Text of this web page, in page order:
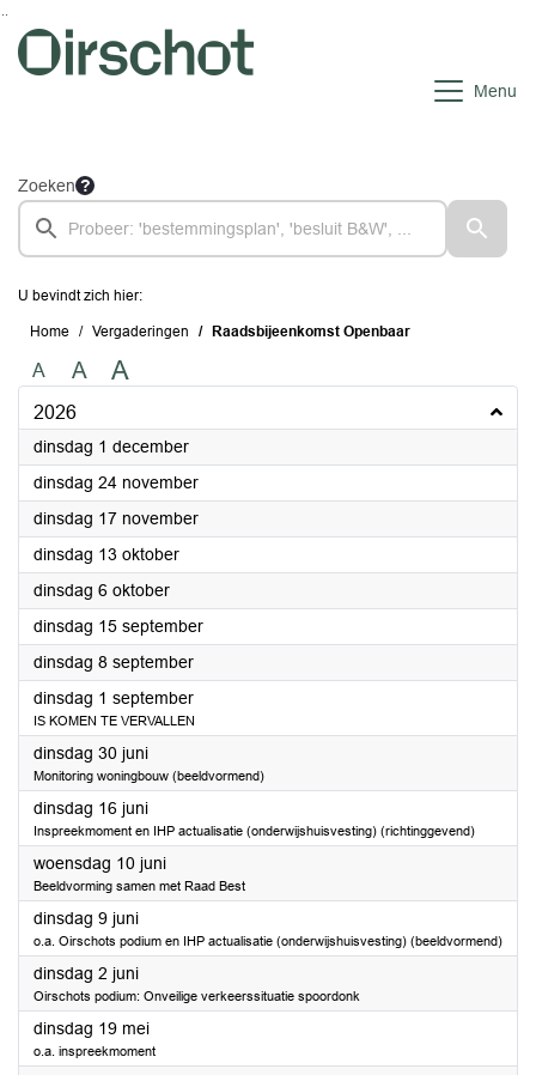
Ga naar de inhoud van deze pagina
Ga naar het zoeken
Ga naar het menu
Menu
Zoeken
U bevindt zich hier:
Home Vergaderingen Raadsbijeenkomst Openbaar
A A A
2026
dinsdag 1 december2026
dinsdag 24 november2026
dinsdag 17 november2026
dinsdag 13 oktober2026
dinsdag 6 oktober2026
dinsdag 15 september2026
dinsdag 8 september2026
dinsdag 1 september2026
IS KOMEN TE VERVALLEN
dinsdag 30 juni2026
Monitoring woningbouw (beeldvormend)
dinsdag 16 juni2026
Inspreekmoment en IHP actualisatie (onderwijshuisvesting) (richtinggevend)
woensdag 10 juni2026
Beeldvorming samen met Raad Best
dinsdag 9 juni2026
o.a. Oirschots podium en IHP actualisatie (onderwijshuisvesting) (beeldvormend)
dinsdag 2 juni2026
Oirschots podium: Onveilige verkeerssituatie spoordonk
dinsdag 19 mei2026
o.a. inspreekmoment